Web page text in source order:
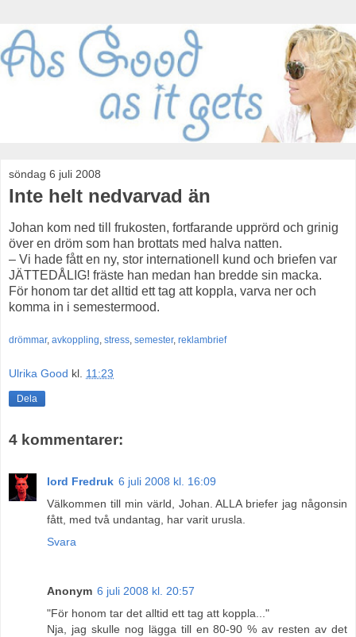
söndag 6 juli 2008
Inte helt nedvarvad än
Johan kom ned till frukosten, fortfarande upprörd och grinig
över en dröm som han brottats med halva natten.
– Vi hade fått en ny, stor internationell kund och briefen var
JÄTTEDÅLIG! fräste han medan han bredde sin macka.
För honom tar det alltid ett tag att koppla, varva ner och
komma in i semestermood.
drömmar, avkoppling, stress, semester, reklambrief
Ulrika Good kl. 11:23
Dela
4 kommentarer:
lord Fredruk 6 juli 2008 kl. 16:09
Välkommen till min värld, Johan. ALLA briefer jag någonsin
fått, med två undantag, har varit urusla.
Svara
Anonym 6 juli 2008 kl. 20:57
"För honom tar det alltid ett tag att koppla..."
Nja, jag skulle nog lägga till en 80-90 % av resten av det